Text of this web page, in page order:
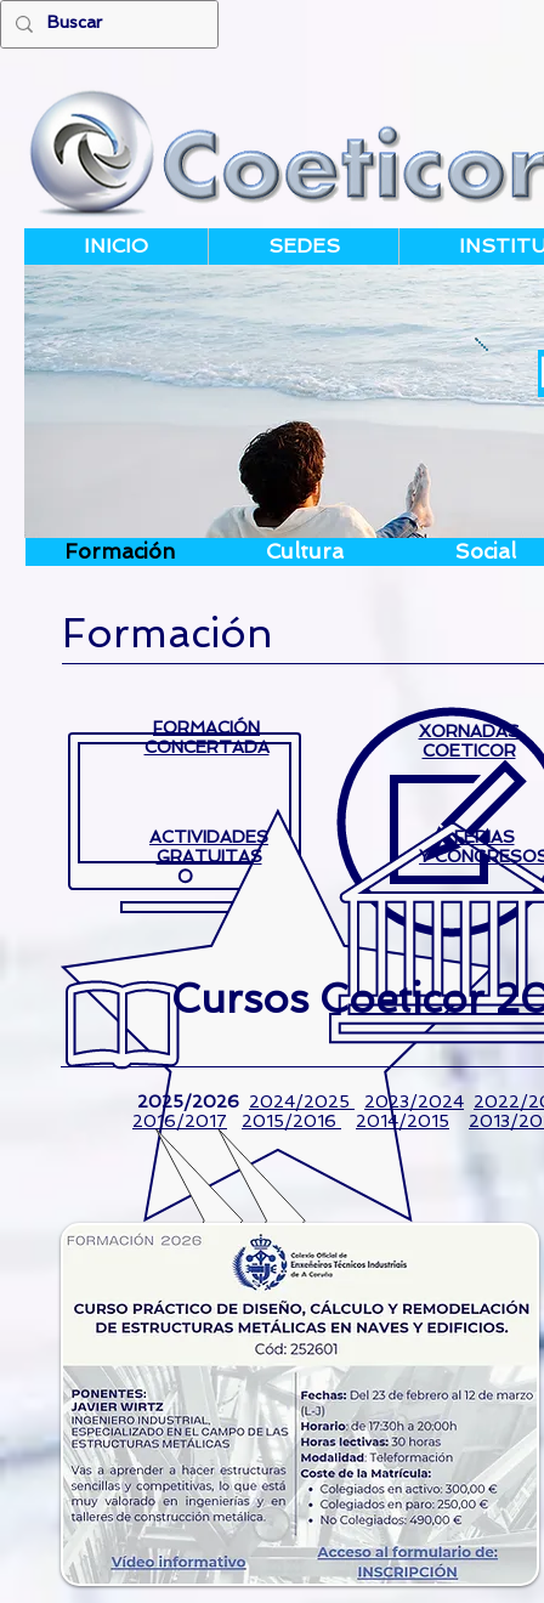
INICIO SEDES
Formación Cultura Social
Formación
FORMACIÓN
CONCERTADA
XORNADAS
COETICOR
ACTIVIDADES
GRATUITAS
FERIAS
Y
Cursos Coeticor
2025/2026 2024/2025 2023/2024 2022/
2016/2017
2015/2016 2014/2015 2013/